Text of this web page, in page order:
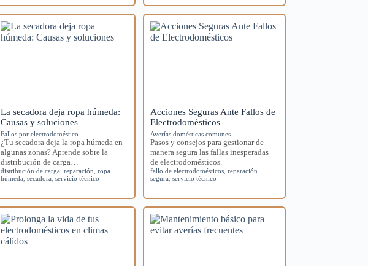
La secadora deja ropa húmeda:
Causas y soluciones
Fallos por electrodoméstico
¿Tu secadora deja la ropa húmeda en
algunas zonas? Aprende sobre la
distribución de carga…
distribución de carga reparación ropa
húmeda secadora servicio técnico
Acciones Seguras Ante Fallos de
Electrodomésticos
Averías domésticas comunes
Pasos y consejos para gestionar de
manera segura las fallas inesperadas
de electrodomésticos.
fallo de electrodomésticos ,reparación
segura ,servicio técnico